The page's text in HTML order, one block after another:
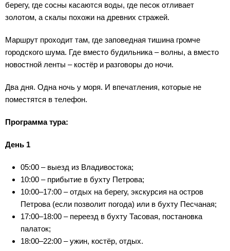
берегу, где сосны касаются воды, где песок отливает
золотом, а скалы похожи на древних стражей.
Маршрут проходит там, где заповедная тишина громче
городского шума. Где вместо будильника – волны, а вместо
новостной ленты – костёр и разговоры до ночи.
Два дня. Одна ночь у моря. И впечатления, которые не
поместятся в телефон.
Программа тура:
День 1
05:00 – выезд из Владивостока;
10:00 – прибытие в бухту Петрова;
10:00–17:00 – отдых на берегу, экскурсия на остров
Петрова (если позволит погода) или в бухту Песчаная;
17:00–18:00 – переезд в бухту Тасовая, постановка
палаток;
18:00–22:00 – ужин, костёр, отдых.